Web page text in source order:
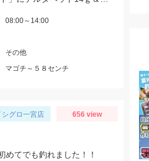
08:00～14:00
その他
マゴチ～５８センチ
シグロ一宮店 656 view
めてでも釣れました！！